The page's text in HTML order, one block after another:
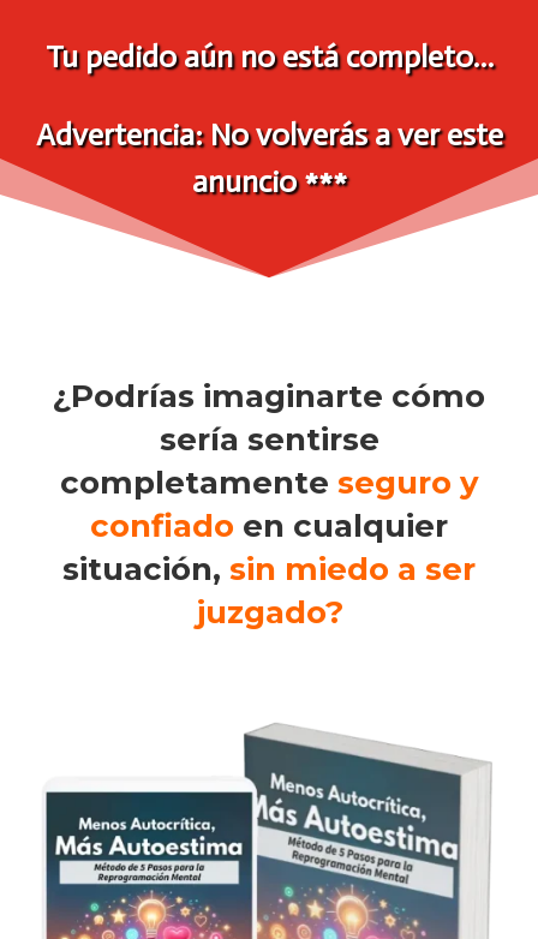
Tu pedido aún no está completo…
Advertencia: No volverás a ver este
anuncio ***
¿Podrías imaginarte cómo
sería sentirse
completamente seguro y
confiado en cualquier
situación, sin miedo a ser
juzgado?